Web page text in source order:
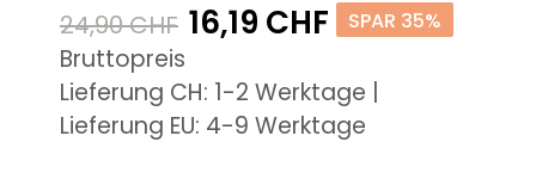
24,90 CHF 16,19 CHF SPAR 35%
Bruttopreis
Lieferung CH: 1-2 Werktage |
Lieferung EU: 4-9 Werktage